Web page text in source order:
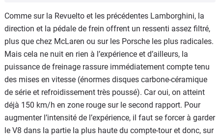
Comme sur la Revuelto et les précédentes Lamborghini, la
direction et la pédale de frein offrent un ressenti assez filtré,
plus que chez McLaren ou sur les Porsche les plus radicales.
Mais cela ne nuit en rien à l’expérience et d’ailleurs, la
puissance de freinage rassure immédiatement compte tenu
des mises en vitesse (énormes disques carbone-céramique
de série et refroidissement très poussé). Car oui, on atteint
déjà 150 km/h en zone rouge sur le second rapport. Pour
augmenter l’intensité de l’expérience, il faut se forcer à garder
le V8 dans la partie la plus haute du compte-tour et donc, sur